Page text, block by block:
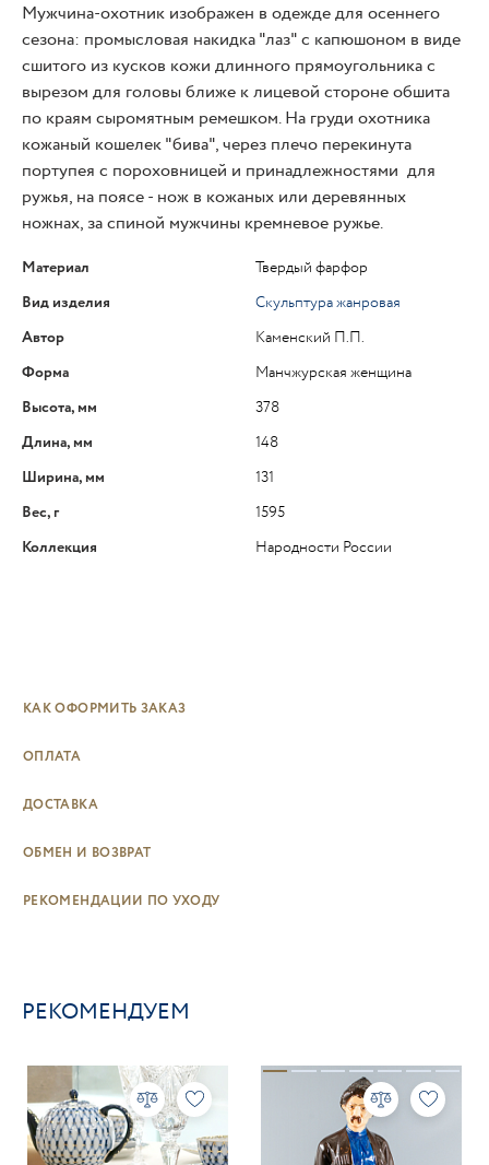
Мужчина-охотник изображен в одежде для осеннего
сезона: промысловая накидка "лаз" с капюшоном в виде
сшитого из кусков кожи длинного прямоугольника с
вырезом для головы ближе к лицевой стороне обшита
по краям сыромятным ремешком. На груди охотника
кожаный кошелек "бива", через плечо перекинута
портупея с пороховницей и принадлежностями для
ружья, на поясе - нож в кожаных или деревянных
ножнах, за спиной мужчины кремневое ружье.
Материал
Твердый фарфор
Вид изделия
Скульптура жанровая
Автор
Каменский П.П.
Форма
Манчжурская женщина
Высота, мм
378
Длина, мм
148
Ширина, мм
131
Вес, г
1595
Коллекция
Народности России
КАК ОФОРМИТЬ ЗАКАЗ
ОПЛАТА
ДОСТАВКА
ОБМЕН И ВОЗВРАТ
РЕКОМЕНДАЦИИ ПО УХОДУ
РЕКОМЕНДУЕМ